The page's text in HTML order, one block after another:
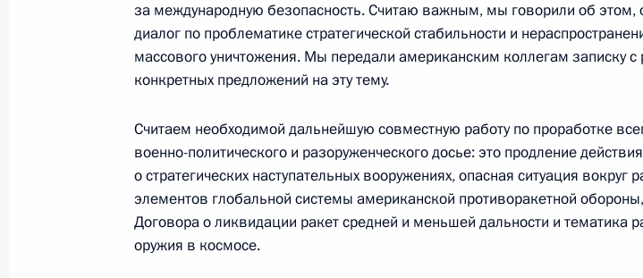
Интервью американскому телеканалу Fox News
17 июля 2018 года, 02:00 Хельсинки
16 июля 2018 года, понедельник
Встреча с Президентом Финляндии Саули Ниинистё
16 июля 2018 года, 20:00 Хельсинки
за международную безопасность. Считаю важным, мы говорили об этом,
диалог по проблематике стратегической стабильности и
массового уничтожения. Мы передали американским коллегам записку с
конкретных предложений на эту тему.
Считаем необходимой дальнейшую совместную работу по проработке
военно-политического и разоруженческого досье: это продление
о стратегических наступательных вооружениях, опасная ситуация вокруг
элементов глобальной системы американской противоракетной
Договора о ликвидации ракет средней и меньшей дальности и тематика
оружия в космосе.